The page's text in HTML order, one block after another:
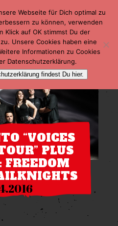
“VOICES
PLUS
FREEDOM
Webseite für Dich optimal zu
zu können, verwenden
Klick auf OK stimmst Du der
Unsere Cookies haben eine
Informationen zu Cookies
Datenschutzerklärung.
findest Du hier.